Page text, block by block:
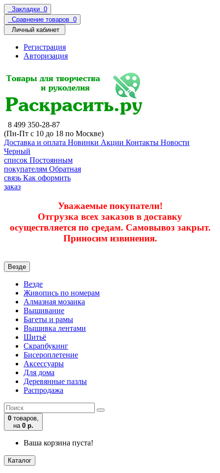
Закладки 0
Сравнение товаров 0
Личный кабинет
Регистрация
Авторизация
8 499 350-28-87
(Пн-Пт с 10 до 18 по Москве)
Доставка и оплата Новинки Акции Контакты Новости
Черный
список Постоянным
покупателям Обратная
связь Как оформить
заказ
Уважаемые покупатели!
Отгрузка всех заказов в доставку
осуществляется по средам. Самовывоз закрыт.
Приносим извинения.
Везде
Везде
Живопись по номерам
Алмазная мозаика
Вышивание
Багеты и рамы
Вышивка лентами
Шитьё
Скрапбукинг
Бисероплетение
Аксессуары
Для дома
Деревянные пазлы
Распродажа
0 товаров,
на 0 р.
Ваша корзина пуста!
Каталог